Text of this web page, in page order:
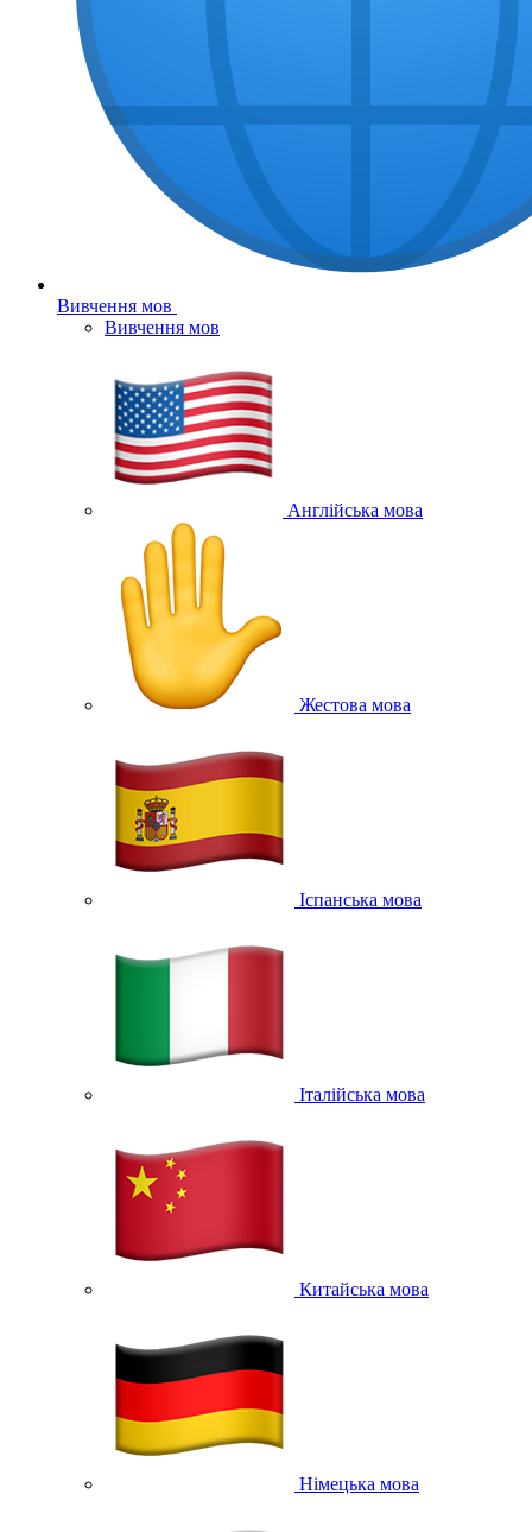
Вивчення мов
Вивчення мов
Англійська мова
Жестова мова
Іспанська мова
Італійська мова
Китайська мова
Німецька мова